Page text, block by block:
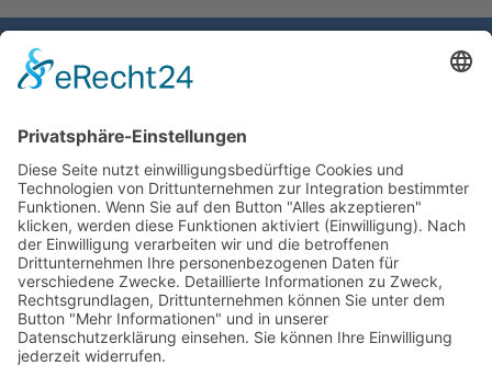
Gemeinde Schaan
9494 Schaan
Tel +423 / 237 72 00
Email schreiben
Impressum
Datenschutzerklärung
Nutzungsbedingungen Chatbot
Barrierefreiheit